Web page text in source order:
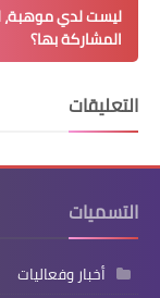
ليست لدي
المشاركة بها؟
التعليقات
التسميات
أخبار وفعاليات